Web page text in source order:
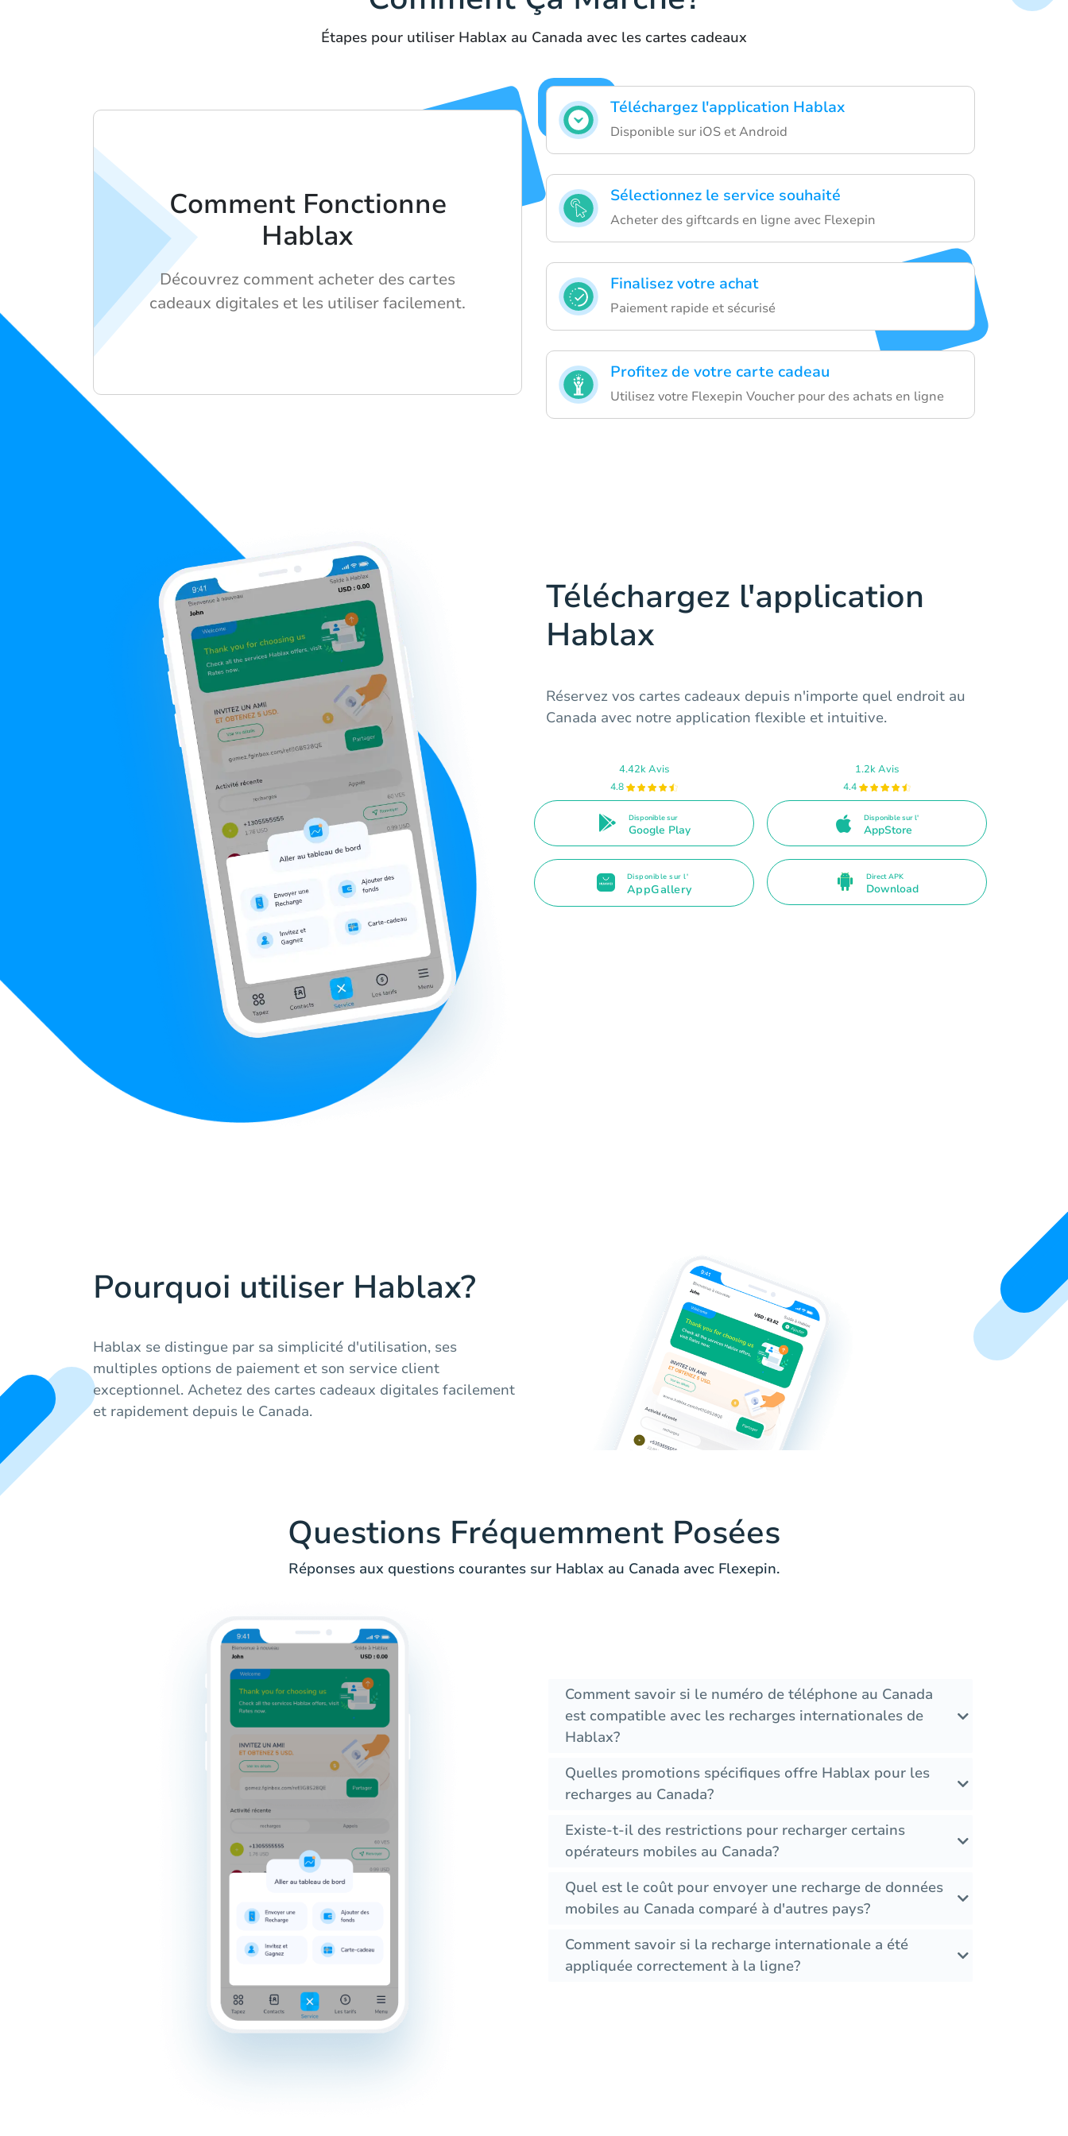
Étapes pour utiliser Hablax au Canada avec les cartes cadeaux
Téléchargez l'application Hablax
Disponible sur iOS et Android
Sélectionnez le service souhaité
Acheter des giftcards en ligne avec Flexepin
Finalisez votre achat
Paiement rapide et sécurisé
Profitez de votre carte cadeau
Utilisez votre Flexepin Voucher pour des achats en ligne
Comment Fonctionne
Hablax
Découvrez comment acheter des cartes
cadeaux digitales et les utiliser facilement.
Téléchargez l'application
Hablax
Réservez vos cartes cadeaux depuis n'importe quel endroit au
Canada avec notre application flexible et intuitive.
4.42k Avis
4.8
Disponible sur
Google Play
1.2k Avis
4.4
Disponible sur l'
AppStore
Disponible sur l'
AppGallery
Direct APK
Download
Pourquoi utiliser Hablax?
Hablax se distingue par sa simplicité d'utilisation, ses
multiples options de paiement et son service client
exceptionnel. Achetez des cartes cadeaux digitales facilement
et rapidement depuis le Canada.
Questions Fréquemment Posées
Réponses aux questions courantes sur Hablax au Canada avec Flexepin.
Comment savoir si le numéro de téléphone au Canada
est compatible avec les recharges internationales de
Hablax?
Quelles promotions spécifiques offre Hablax pour les
recharges au Canada?
Existe-t-il des restrictions pour recharger certains
opérateurs mobiles au Canada?
Quel est le coût pour envoyer une recharge de données
mobiles au Canada comparé à d'autres pays?
Comment savoir si la recharge internationale a été
appliquée correctement à la ligne?